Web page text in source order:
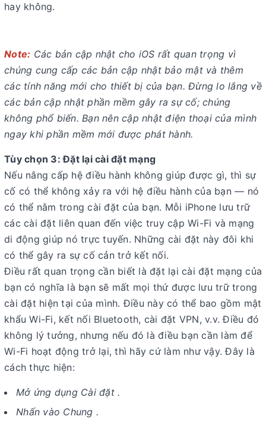
hay không.
Note: Các bản cập nhật cho iOS rất quan trọng vì
chúng cung cấp các bản cập nhật bảo mật và thêm
các tính năng mới cho thiết bị của bạn. Đừng lo lắng về
các bản cập nhật phần mềm gây ra sự cố; chúng
không phổ biến. Bạn nên cập nhật điện thoại của mình
ngay khi phần mềm mới được phát hành.
Tùy chọn 3: Đặt lại cài đặt mạng
Nếu nâng cấp hệ điều hành không giúp được gì, thì sự
cố có thể không xảy ra với hệ điều hành của bạn — nó
có thể nằm trong cài đặt của bạn. Mỗi iPhone lưu trữ
các cài đặt liên quan đến việc truy cập Wi-Fi và mạng
di động giúp nó trực tuyến. Những cài đặt này đôi khi
có thể gây ra sự cố cản trở kết nối.
Điều rất quan trọng cần biết là đặt lại cài đặt mạng của
bạn có nghĩa là bạn sẽ mất mọi thứ được lưu trữ trong
cài đặt hiện tại của mình. Điều này có thể bao gồm mật
khẩu Wi-Fi, kết nối Bluetooth, cài đặt VPN, v.v. Điều đó
không lý tưởng, nhưng nếu đó là điều bạn cần làm để
Wi-Fi hoạt động trở lại, thì hãy cứ làm như vậy. Đây là
cách thực hiện:
Mở ứng dụng Cài đặt .
Nhấn vào Chung .